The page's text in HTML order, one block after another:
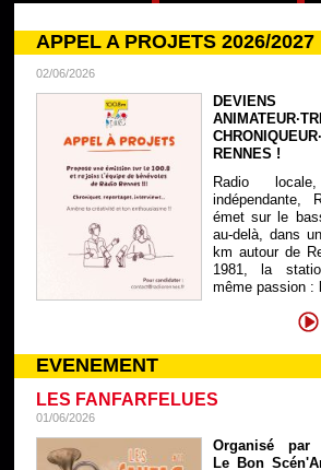
APPEL A PROJETS 2026/2027
02/06/2026
DEVIENS
RENNES !
Radio
indépendante,
émet sur le
au-delà, dans
km autour de
1981, la
même passion :
EVENEMENT
LES FANFARFELUES
01/06/2026
Organisé par
Le Bon